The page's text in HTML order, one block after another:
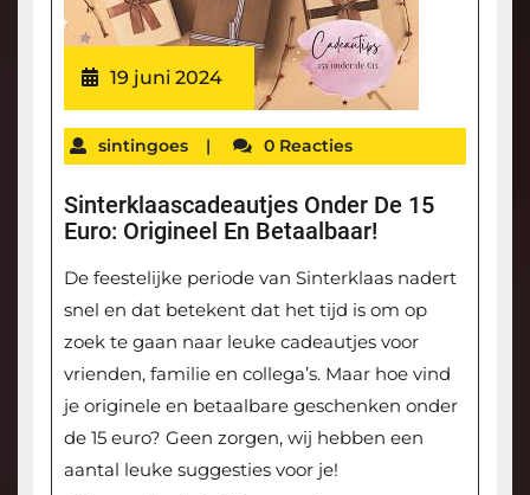
19 juni 2024
sintingoes | 0 Reacties
Sinterklaascadeautjes Onder De 15
Euro: Origineel En Betaalbaar!
De feestelijke periode van Sinterklaas nadert
snel en dat betekent dat het tijd is om op
zoek te gaan naar leuke cadeautjes voor
vrienden, familie en collega’s. Maar hoe vind
je originele en betaalbare geschenken onder
de 15 euro? Geen zorgen, wij hebben een
aantal leuke suggesties voor je!